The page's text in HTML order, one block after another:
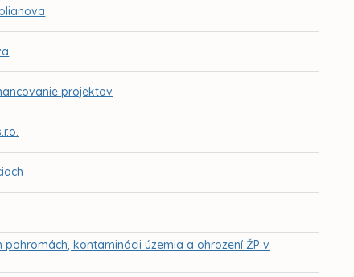
projektov
kontaminácii územia a ohrození ŽP v